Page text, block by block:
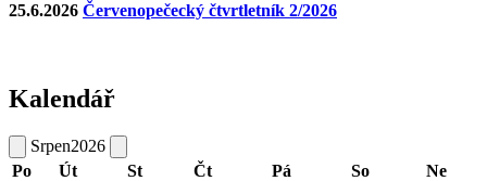
25.6.2026 Červenopečecký čtvrtletník 2/2026
Kalendář
Srpen2026
Po
Út St Čt Pá So Ne